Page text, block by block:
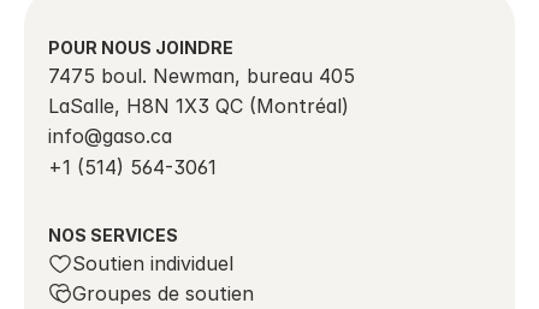
POUR NOUS JOINDRE
7475 boul. Newman, bureau 405
LaSalle, H8N 1X3 QC (Montréal)
info@gaso.ca
+1 (514) 564-3061
NOS SERVICES
Soutien individuel
Groupes de soutien